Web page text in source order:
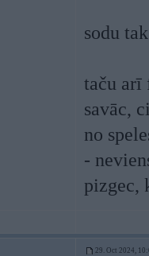
sodu
taču arī
savāc,
no
-
pizgec,
29. Oct 2024,